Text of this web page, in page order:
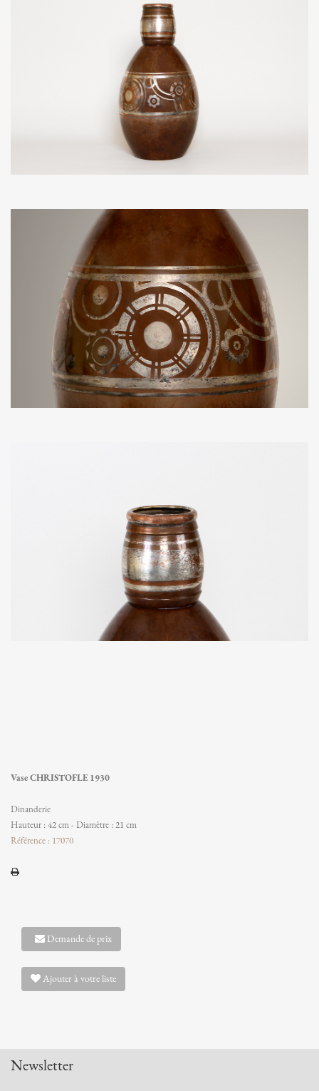
Vase CHRISTOFLE 1930
Dinanderie
Hauteur : 42 cm - Diamètre : 21 cm
Référence : 17070
Demande de prix
Ajouter à votre liste
Newsletter